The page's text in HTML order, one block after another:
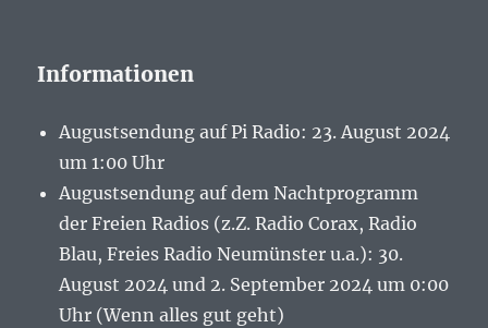
Informationen
Augustsendung auf Pi Radio: 23. August 2024
um 1:00 Uhr
Augustsendung auf dem Nachtprogramm
der Freien Radios (z.Z. Radio Corax, Radio
Blau, Freies Radio Neumünster u.a.): 30.
August 2024 und 2. September 2024 um 0:00
Uhr (Wenn alles gut geht)